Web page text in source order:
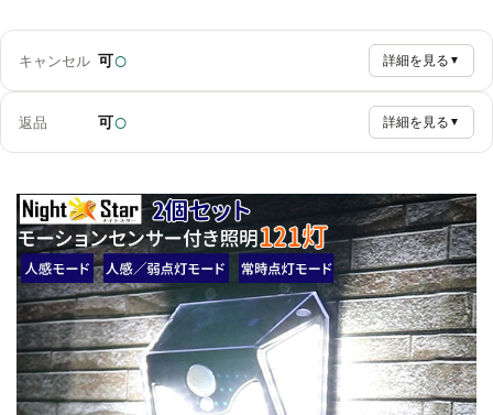
キャンセル 可○ 詳細を見る ▼
返品 可○ 詳細を見る ▼